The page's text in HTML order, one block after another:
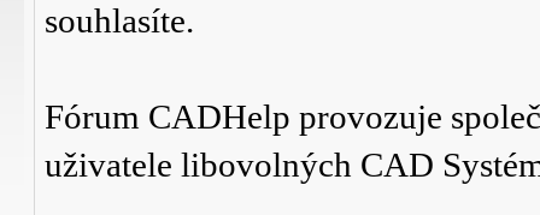
souhlasíte.
Fórum CADHelp provozuje
uživatele libovolných CAD